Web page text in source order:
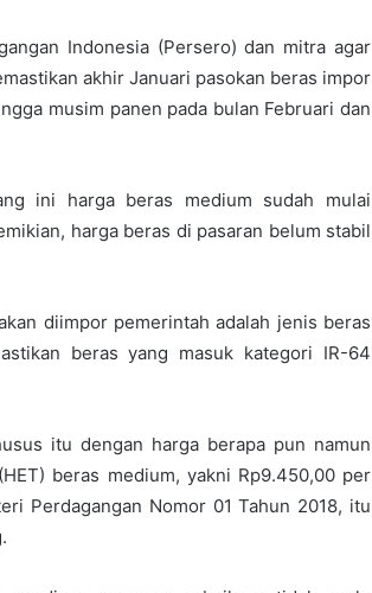
Indonesia (Persero) dan mitra agar
akhir Januari pasokan beras impor
musim panen pada bulan Februari dan
ini harga beras medium sudah mulai
harga beras di pasaran belum stabil
diimpor pemerintah adalah jenis beras
beras yang masuk kategori IR-64
itu dengan harga berapa pun namun
beras medium, yakni Rp9.450,00 per
Perdagangan Nomor 01 Tahun 2018, itu